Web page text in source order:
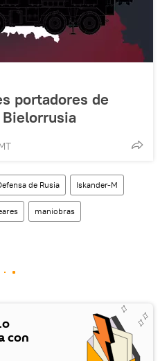
portadores de
de Rusia Iskander-M
maniobras
con